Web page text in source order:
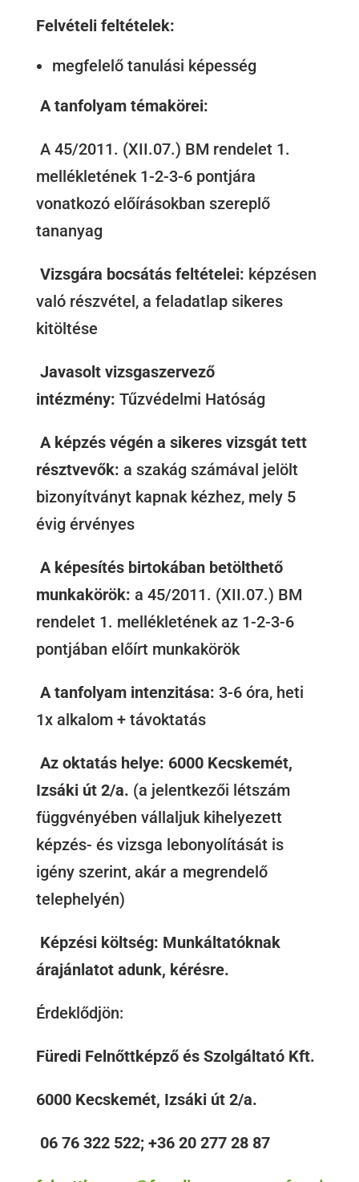
Felvételi feltételek:
megfelelő tanulási képesség
A tanfolyam témakörei:
A 45/2011. (XII.07.) BM rendelet 1.
mellékletének 1-2-3-6 pontjára
vonatkozó előírásokban szereplő
tananyag
Vizsgára bocsátás feltételei: képzésen
való részvétel, a feladatlap sikeres
kitöltése
Javasolt vizsgaszervező
intézmény: Tűzvédelmi Hatóság
A képzés végén a sikeres vizsgát tett
résztvevők: a szakág számával jelölt
bizonyítványt kapnak kézhez, mely 5
évig érvényes
A képesítés birtokában betölthető
munkakörök: a 45/2011. (XII.07.) BM
rendelet 1. mellékletének az 1-2-3-6
pontjában előírt munkakörök
A tanfolyam intenzitása: 3-6 óra, heti
1x alkalom + távoktatás
Az oktatás helye: 6000 Kecskemét,
Izsáki út 2/a. (a jelentkezői létszám
függvényében vállaljuk kihelyezett
képzés- és vizsga lebonyolítását is
igény szerint, akár a megrendelő
telephelyén)
Képzési költség: Munkáltatóknak
árajánlatot adunk, kérésre.
Érdeklődjön:
Füredi Felnőttképző és Szolgáltató Kft.
6000 Kecskemét, Izsáki út 2/a.
06 76 322 522; +36 20 277 28 87